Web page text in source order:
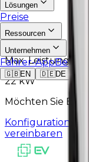
Lösungen
Preise
Ressourcen
Unternehmen
Fahrer-App
🇬🇧EN 🇩🇪DE
1xType2
Max. Leistung
22 kW
Möchten Sie
vereinbaren